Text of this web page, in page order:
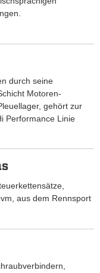
durch seine
Motoren-
gehört zur
Performance Linie
aus dem Rennsport